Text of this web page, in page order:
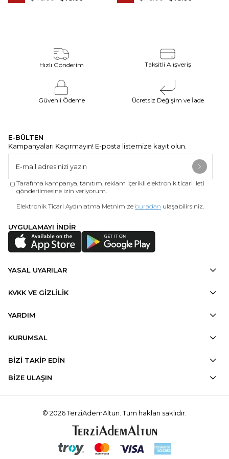
Hızlı Gönderim Taksitli Alışveriş
Güvenli Ödeme Ücretsiz Değişim ve İade
E-BÜLTEN
Kampanyaları Kaçırmayın! E-posta listemize kayıt olun.
Tarafıma kampanya, tanıtım, reklam içerikli elektronik ticari ileti
gönderilmesine izin veriyorum.
Elektronik Ticari Aydınlatma Metnimize buradan ulaşabilirsiniz.
UYGULAMAYI İNDİR
YASAL UYARILAR
KVKK VE GİZLİLİK
YARDIM
KURUMSAL
BİZİ TAKİP EDİN
BİZE ULAŞIN
© 2026 TerziAdemAltun. Tüm hakları saklıdır.